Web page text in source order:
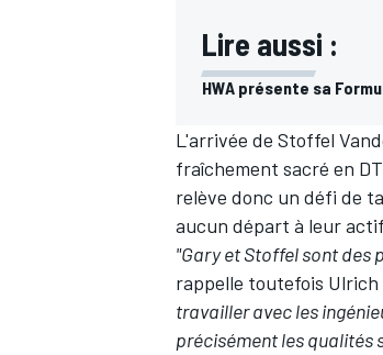
Lire aussi :
HWA présente sa
L'arrivée de Stoffel
fraîchement sacré en
relève donc un défi de
aucun départ à leur
"Gary et Stoffel sont des
rappelle toutefois
travailler avec les
précisément les qualités